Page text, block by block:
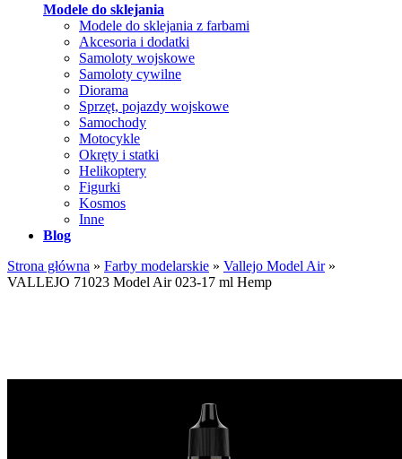
Modele do sklejania
Modele do sklejania z farbami
Akcesoria i dodatki
Samoloty wojskowe
Samoloty cywilne
Diorama
Sprzęt, pojazdy wojskowe
Samochody
Motocykle
Okręty i statki
Helikoptery
Figurki
Kosmos
Inne
Blog
Strona główna » Farby modelarskie » Vallejo Model Air»
VALLEJO 71023 Model Air 023-17 ml Hemp